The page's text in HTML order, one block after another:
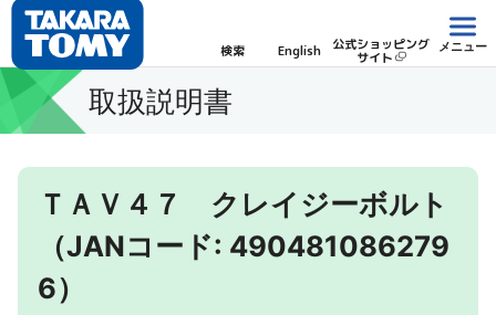
検索 English 公式ショッピング
サイト
メニュー
取扱説明書
ＴＡＶ４７ クレイジーボルト
（JANコード: 490481086279
6）